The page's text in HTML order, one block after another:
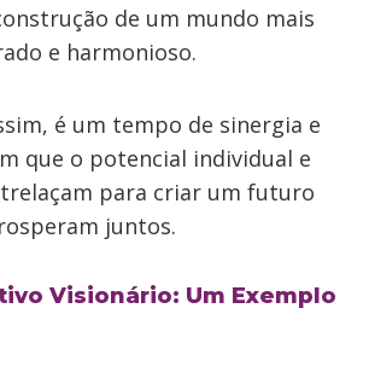
de um mundo mais
e harmonioso.
é um tempo de sinergia e
que o potencial individual e
para criar um futuro
juntos.
Visionário: Um Exemplo